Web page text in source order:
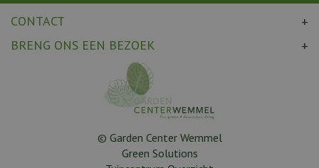
CONTACT
BRENG ONS EEN BEZOEK
© Garden Center Wemmel
Green Solutions